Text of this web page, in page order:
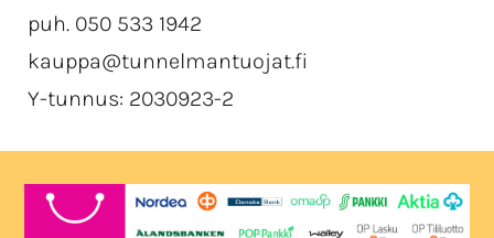
puh. 050 533 1942
kauppa@tunnelmantuojat.fi
Y-tunnus: 2030923-2